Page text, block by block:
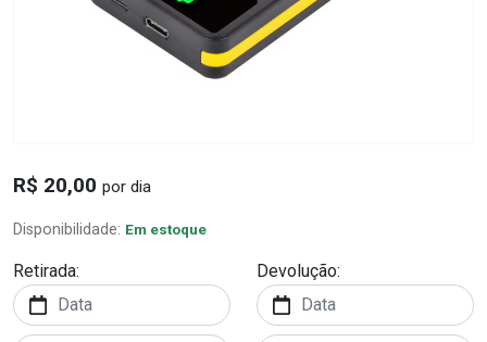
R$ 20,00 por dia
Disponibilidade: Em estoque
Retirada: Devolução: